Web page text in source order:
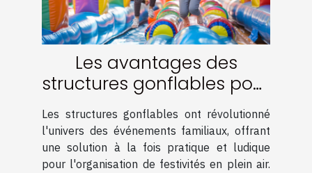
Les avantages des
structures gonflables pour
événements familiaux
Les structures gonflables ont révolutionné
l'univers des événements familiaux, offrant
une solution à la fois pratique et ludique
pour l'organisation de festivités en plein air.